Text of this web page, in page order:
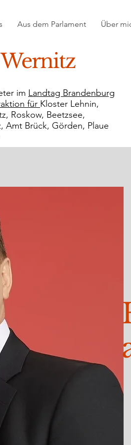
im Landtag Brandenburg
für Kloster Lehnin,
Roskow, Beetzsee,
Amt Brück, Görden, Plaue
Aus dem Parlament Über